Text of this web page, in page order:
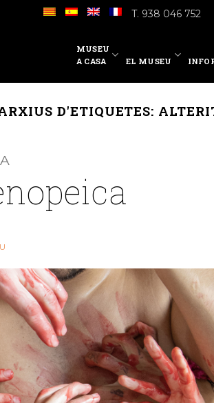
T. 938 046 752
MUSEU
A CASA
EL MUSEU
D'ETIQUETES: